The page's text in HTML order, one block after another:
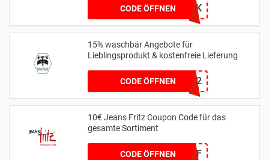
CODE ÖFFNEN BMVK
15% waschbär Angebote für
Lieblingsprodukt & kostenfreie Lieferung
CODE ÖFFNEN35H952
10€ Jeans Fritz Coupon Code für das
gesamte Sortiment
CODE ÖFFNENWCOM2JF